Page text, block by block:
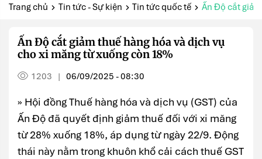
Trang chủ Tin tức - Sự kiện Tin tức quốc tế Ấn Độ cắt
Ấn Độ cắt giảm thuế hàng hóa và dịch vụ
cho xi măng từ xuống còn 18%
1203 | 06/09/2025 - 08:30
» Hội đồng Thuế hàng hóa và dịch vụ (GST) của
Ấn Độ đã quyết định giảm thuế đối với xi măng
từ 28% xuống 18%, áp dụng từ ngày 22/9. Động
thái này nằm trong khuôn khổ cải cách thuế GST